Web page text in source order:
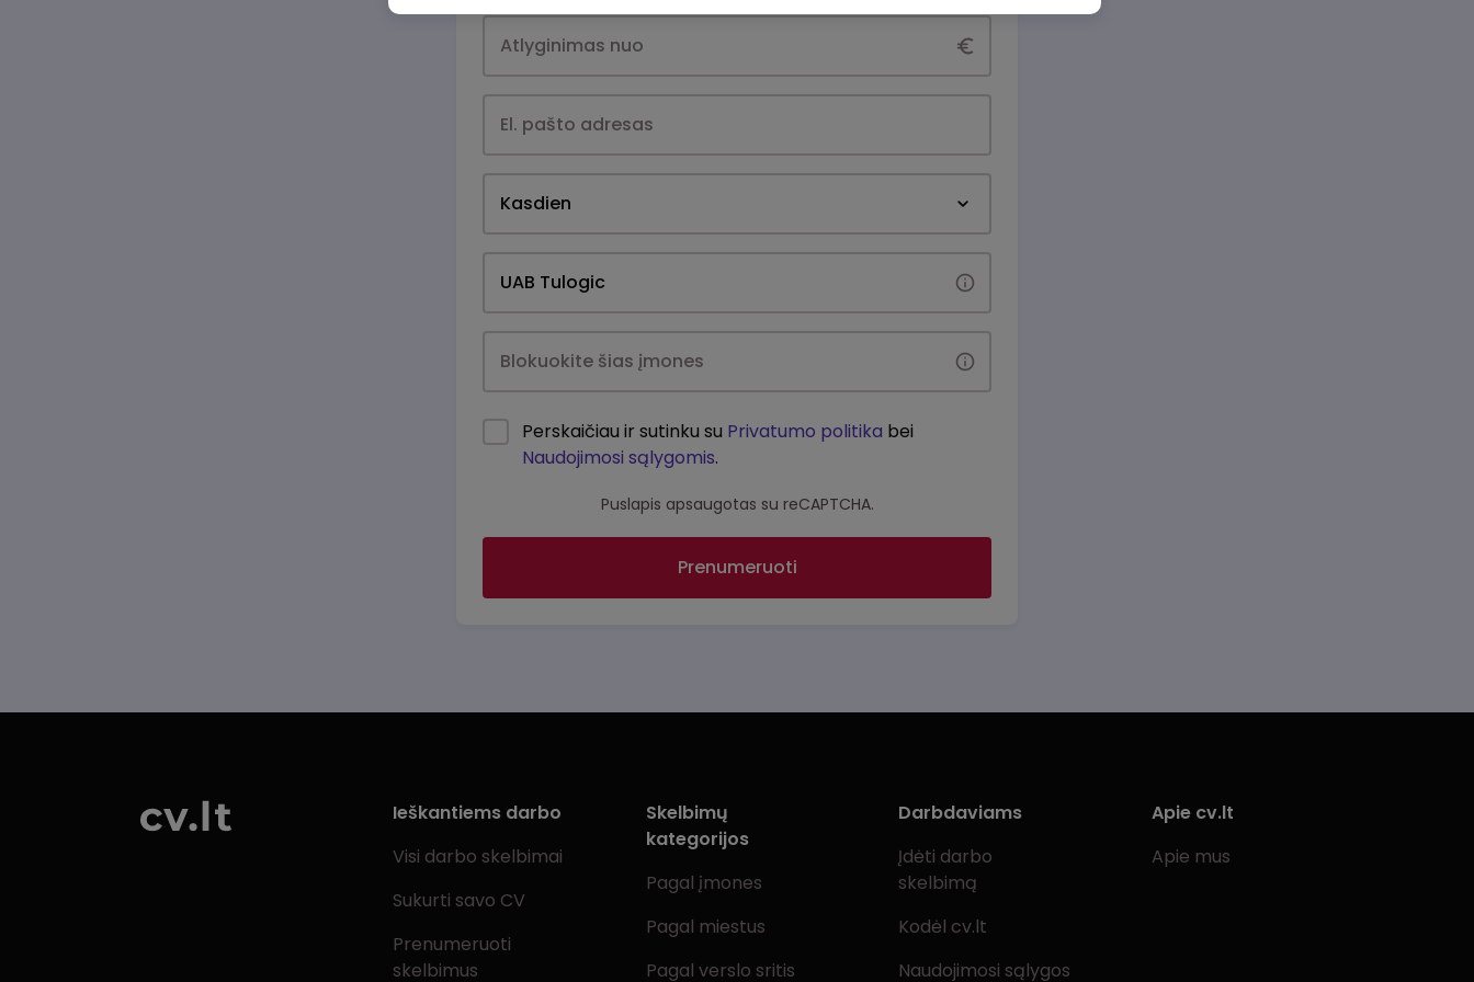
Kasdien
Perskaičiau ir sutinku su Privatumo politika bei
Naudojimosi sąlygomis.
Puslapis apsaugotas su reCAPTCHA.
Prenumeruoti
Ieškantiems darbo
Visi darbo skelbimai
Sukurti savo CV
Prenumeruoti
skelbimus
Skelbimų
kategorijos
Pagal įmones
Pagal miestus
Pagal verslo sritis
Darbdaviams
Įdėti darbo
skelbimą
Kodėl cv.lt
Naudojimosi sąlygos
Apie cv.lt
Apie mus